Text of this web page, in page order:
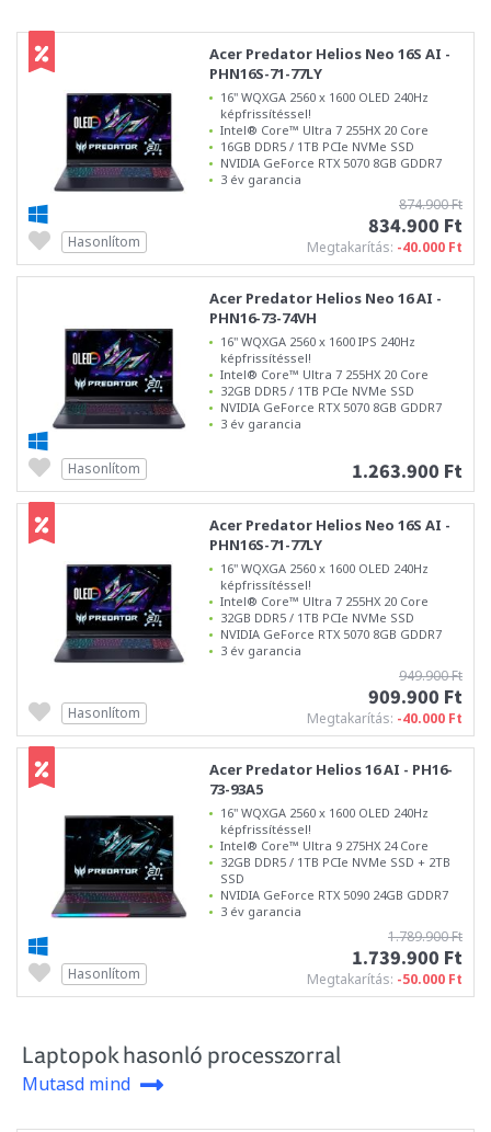
Acer Predator Helios Neo 16S AI -
PHN16S-71-77LY
16" WQXGA 2560 x 1600 OLED 240Hz
képfrissítéssel!
Intel® Core™ Ultra 7 255HX 20 Core
16GB DDR5 / 1TB PCIe NVMe SSD
NVIDIA GeForce RTX 5070 8GB GDDR7
3 év garancia
874.900 Ft
834.900 Ft
Megtakarítás: -40.000 Ft
Hasonlítom
Acer Predator Helios Neo 16 AI -
PHN16-73-74VH
16" WQXGA 2560 x 1600 IPS 240Hz
képfrissítéssel!
Intel® Core™ Ultra 7 255HX 20 Core
32GB DDR5 / 1TB PCIe NVMe SSD
NVIDIA GeForce RTX 5070 8GB GDDR7
3 év garancia
1.263.900 Ft
Hasonlítom
Acer Predator Helios Neo 16S AI -
PHN16S-71-77LY
16" WQXGA 2560 x 1600 OLED 240Hz
képfrissítéssel!
Intel® Core™ Ultra 7 255HX 20 Core
32GB DDR5 / 1TB PCIe NVMe SSD
NVIDIA GeForce RTX 5070 8GB GDDR7
3 év garancia
949.900 Ft
909.900 Ft
Megtakarítás: -40.000 Ft
Hasonlítom
Acer Predator Helios 16 AI - PH16-
73-93A5
16" WQXGA 2560 x 1600 OLED 240Hz
képfrissítéssel!
Intel® Core™ Ultra 9 275HX 24 Core
32GB DDR5 / 1TB PCIe NVMe SSD + 2TB
SSD
NVIDIA GeForce RTX 5090 24GB GDDR7
3 év garancia
1.789.900 Ft
1.739.900 Ft
Megtakarítás: -50.000 Ft
Hasonlítom
Laptopok hasonló processzorral
Mutasd mind